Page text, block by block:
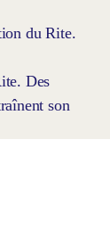
du Rite.
Des
son